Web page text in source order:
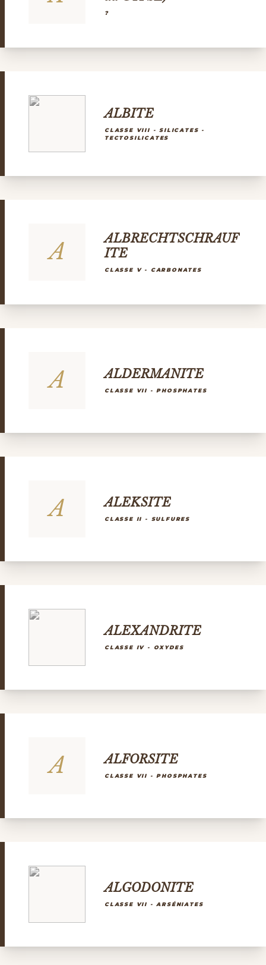
?
ALBITE
CLASSE VIII - SILICATES -
TECTOSILICATES
A
ALBRECHTSCHRAUF
ITE
CLASSE V - CARBONATES
A ALDERMANITE
CLASSE VII - PHOSPHATES
A ALEKSITE
CLASSE II - SULFURES
ALEXANDRITE
CLASSE IV - OXYDES
A ALFORSITE
CLASSE VII - PHOSPHATES
ALGODONITE
CLASSE VII - ARSÉNIATES